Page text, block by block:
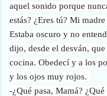
aquel sonido porque
estás? ¿Eres tú? Mi
Estaba oscuro y no
dijo, desde el desván,
cocina. Obedecí y a los
y los ojos muy rojos.
-¿Qué pasa, Mamá?